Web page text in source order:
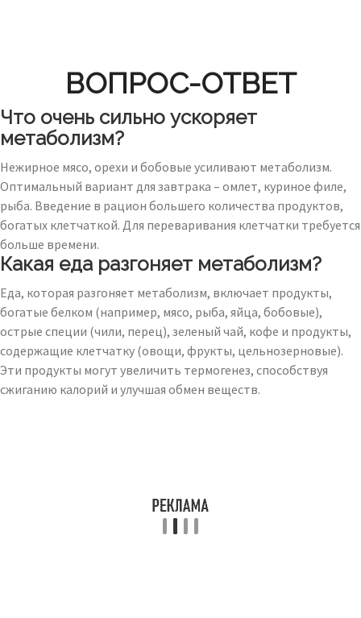
ВОПРОС-ОТВЕТ
Что очень сильно ускоряет
метаболизм?
Нежирное мясо, орехи и бобовые усиливают метаболизм.
Оптимальный вариант для завтрака – омлет, куриное филе,
рыба. Введение в рацион большего количества продуктов,
богатых клетчаткой. Для переваривания клетчатки требуется
больше времени.
Какая еда разгоняет метаболизм?
Еда, которая разгоняет метаболизм, включает продукты,
богатые белком (например, мясо, рыба, яйца, бобовые),
острые специи (чили, перец), зеленый чай, кофе и продукты,
содержащие клетчатку (овощи, фрукты, цельнозерновые).
Эти продукты могут увеличить термогенез, способствуя
сжиганию калорий и улучшая обмен веществ.